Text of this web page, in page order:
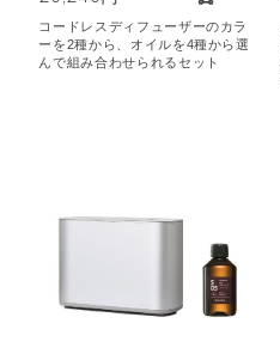
コードレスディフューザーのカラ
ーを2種から、オイルを4種から選
んで組み合わせられるセット